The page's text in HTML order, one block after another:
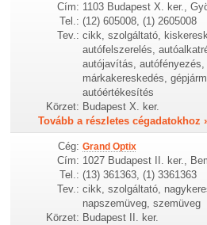
Cím: 1103 Budapest X. ker.,
Tel.: (12) 605008, (1) 2605008
Tev.: cikk, szolgáltató,
autófelszerelés,
autójavítás,
márkakereskedés,
autóértékesítés
Körzet: Budapest X. ker.
Tovább a részletes cégadatokhoz
Cég: Grand Optix
Cím: 1027 Budapest II. ker.,
Tel.: (13) 361363, (1) 3361363
Tev.: cikk, szolgáltató,
napszemüveg, szemüveg
Körzet: Budapest II. ker.